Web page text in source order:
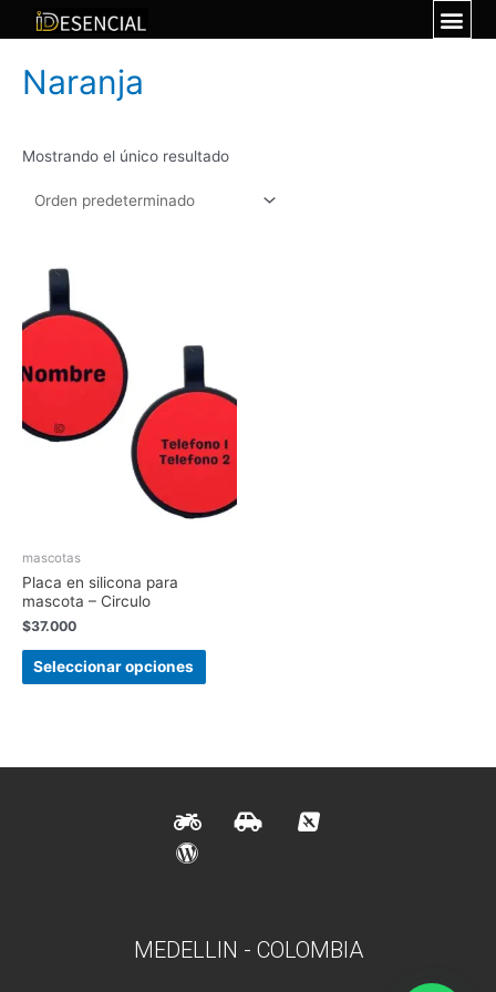
Naranja
Mostrando el único resultado
mascotas
Placa en silicona para
mascota – Circulo
$37.000
Seleccionar opciones
MEDELLIN - COLOMBIA